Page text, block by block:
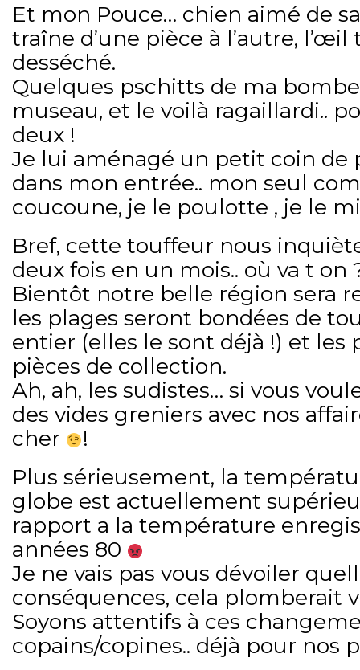
Et mon Pouce… chien aimé de
traîne d’une pièce à l’autre,
desséché.
Quelques pschitts de ma
museau, et le voilà ragaillardi..
deux !
Je lui aménagé un petit coin de
dans mon entrée.. mon seul
coucoune, je le poulotte , je le
Bref, cette touffeur nous
deux fois en un mois.. où va t on
Bientôt notre belle région sera
les plages seront bondées de
entier (elles le sont déjà !) et les
pièces de collection.
Ah, ah, les sudistes… si vous
des vides greniers avec nos
cher
!
Plus sérieusement, la
globe est actuellement
rapport a la température
années 80
Je ne vais pas vous dévoiler
conséquences, cela plomberait
Soyons attentifs à ces
copains/copines.. déjà pour nos